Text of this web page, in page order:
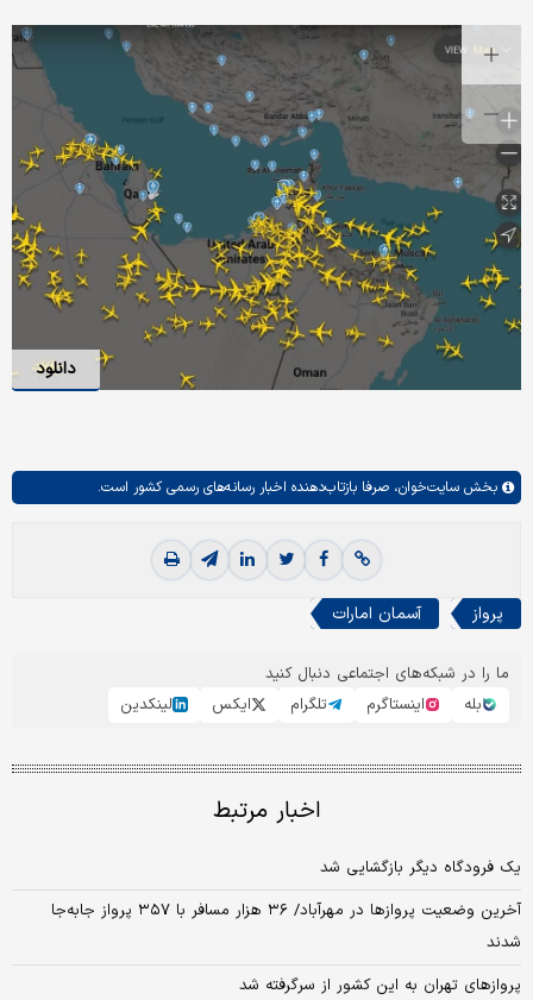
دانلود
بخش سایت‌خوان، صرفا بازتاب‌دهنده اخبار رسانه‌های رسمی کشور است.
پرواز آسمان امارات
ما را در شبکه‌های اجتماعی دنبال کنید
بله
اینستاگرم تلگرام ایکس لینکدین
اخبار مرتبط
یک فرودگاه دیگر بازگشایی شد
آخرین وضعیت پروازها در مهرآباد/ ۳۶ هزار مسافر با ۳۵۷ پرواز جا‌به‌جا
شدند
پروازهای تهران به این کشور از سرگرفته شد